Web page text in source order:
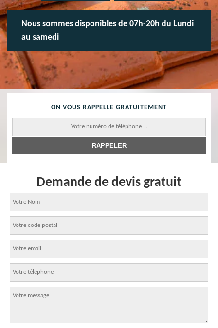
Nous sommes disponibles de 07h-20h du Lundi
au samedi
ON VOUS RAPPELLE GRATUITEMENT
Demande de devis gratuit